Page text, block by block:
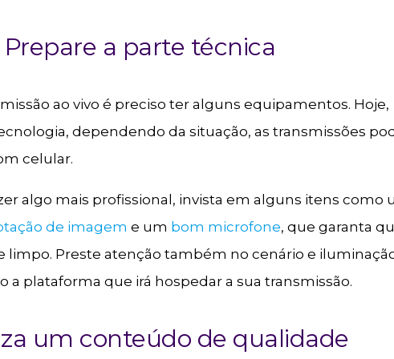
Prepare a parte técnica
ao vivo é preciso ter alguns equipamentos. Hoje,
dependendo da situação, as transmissões
celular.
algo mais profissional, invista em alguns itens como
de imagem e um bom microfone, que garanta
limpo. Preste atenção também no cenário e
a plataforma que irá hospedar a sua transmissão.
um conteúdo de qualidade